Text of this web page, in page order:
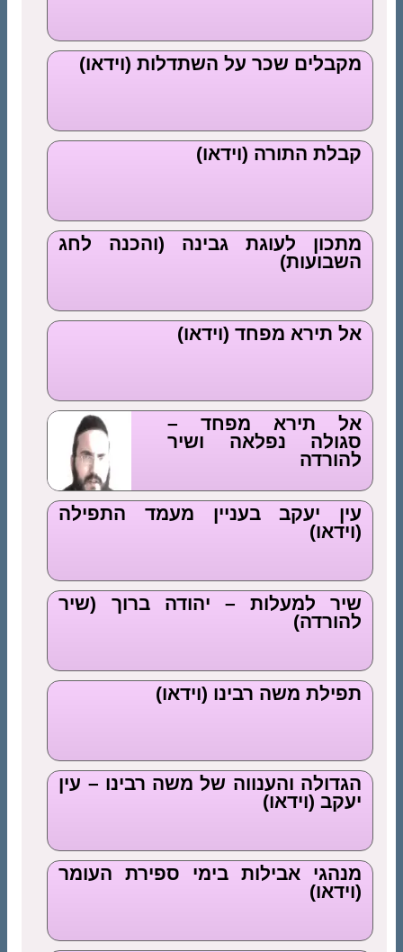
מקבלים שכר על השתדלות (וידאו)
קבלת התורה (וידאו)
מתכון לעוגת גבינה (והכנה לחג
השבועות)
אל תירא מפחד (וידאו)
אל תירא מפחד –
סגולה נפלאה ושיר
להורדה
עין יעקב בעניין מעמד התפילה
(וידאו)
שיר למעלות – יהודה ברוך (שיר
להורדה)
תפילת משה רבינו (וידאו)
הגדולה והענווה של משה רבינו – עין
יעקב (וידאו)
מנהגי אבילות בימי ספירת העומר
(וידאו)